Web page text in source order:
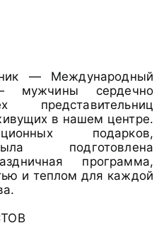
— Международный
мужчины сердечно
представительниц
в нашем центре.
подарков,
подготовлена
программа,
и теплом для каждой